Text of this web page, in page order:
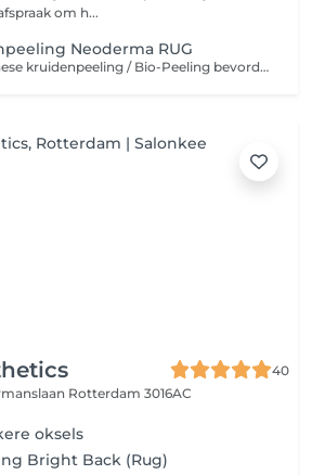
om h...
Neoderma RUG
De Neoderma Chinese kruidenpeeling / Bio-Peeling bevordert de celvernieuwing, de productie van collageen en elastine en normaliseert de immuniteit en alle functies van de huid. De Neoderma Bio-Peeling (Chinese kruidenpeeling) is geschikt voor alle huidtypen. Zowel voor vrouwen als mannen, voor gezicht en lichaam. Zelfs voor de donker getinte huid. Het is een effectieve behandeling voor een acne huid, onzuivere huid, gevoelige/dunne huid, pigmentvlekken, littekens, grove poriën, rimpels.
40
Rotterdam 3016AC
oksels
Bright Back (Rug)